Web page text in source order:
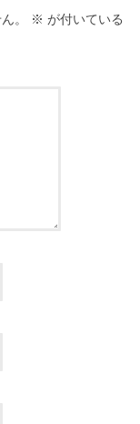
。 ※ が付いている